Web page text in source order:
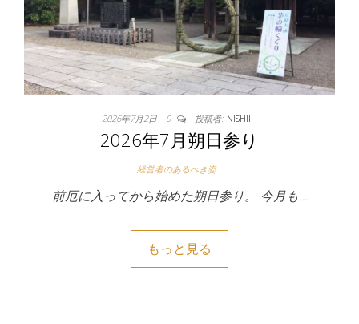
2026年7月2日 0 投稿者: NISHII
2026年7月朔日参り
経営者のあるべき姿
前厄に入ってから始めた朔日参り。 今月も…
もっと見る